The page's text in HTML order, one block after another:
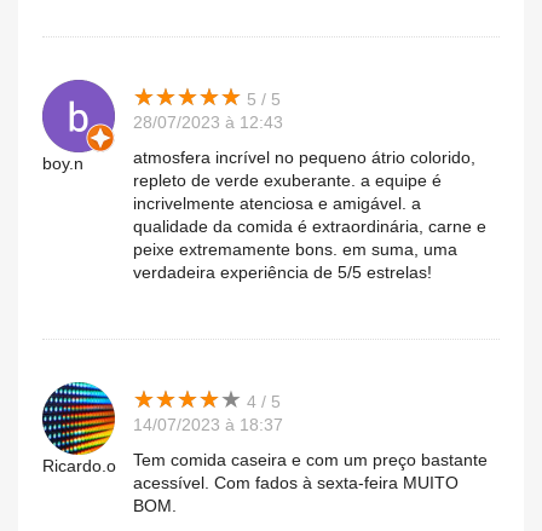
boy.n
★★★★★
★★★★★ 5 / 5
28/07/2023 à 12:43
atmosfera incrível no pequeno átrio colorido,
repleto de verde exuberante. a equipe é
incrivelmente atenciosa e amigável. a
qualidade da comida é extraordinária, carne e
peixe extremamente bons. em suma, uma
verdadeira experiência de 5/5 estrelas!
Ricardo.o
★★★★★
★★★★★ 4 / 5
14/07/2023 à 18:37
Tem comida caseira e com um preço bastante
acessível. Com fados à sexta-feira MUITO
BOM.